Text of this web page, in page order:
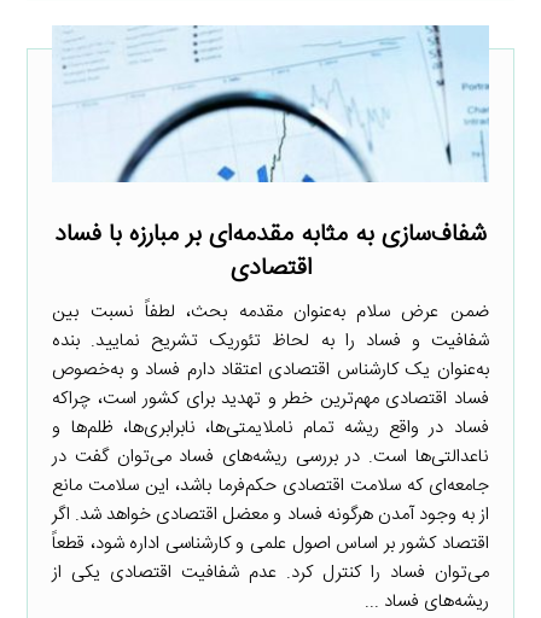
شفاف‌سازی به مثابه مقدمه‌ای بر مبارزه با فساد
اقتصادی
ضمن عرض سلام به‌عنوان مقدمه بحث، لطفاً نسبت بین
شفافیت و فساد را به لحاظ تئوریک تشریح نمایید. بنده
به‌عنوان یک کارشناس اقتصادی اعتقاد دارم فساد و به‌خصوص
فساد اقتصادی مهم‌ترین خطر و تهدید برای کشور است، چراکه
فساد در واقع ریشه تمام ناملایمتی‌ها، نابرابری‌ها، ظلم‌ها و
ناعدالتی‌ها است. در بررسی ریشه‌های فساد می‌توان گفت در
جامعه‌ای که سلامت اقتصادی حکم‌فرما باشد، این سلامت مانع
از به وجود آمدن هرگونه فساد و معضل اقتصادی خواهد شد. اگر
اقتصاد کشور بر اساس اصول علمی و کارشناسی اداره شود، قطعاً
می‌توان فساد را کنترل کرد. عدم شفافیت اقتصادی یکی از
ریشه‌های فساد ...